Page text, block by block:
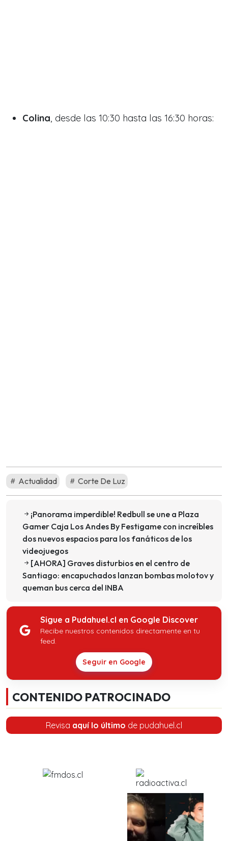
Colina, desde las 10:30 hasta las 16:30 horas:
Actualidad Corte De Luz
¡Panorama imperdible! Redbull se une a Plaza
Gamer Caja Los Andes By Festigame con increíbles
dos nuevos espacios para los fanáticos de los
videojuegos
[AHORA] Graves disturbios en el centro de
Santiago: encapuchados lanzan bombas molotov y
queman bus cerca del INBA
Sigue a Pudahuel.cl en Google Discover
Recibe nuestros contenidos directamente en tu
feed.
Seguir en Google
CONTENIDO PATROCINADO
Revisa aquí lo último de pudahuel.cl